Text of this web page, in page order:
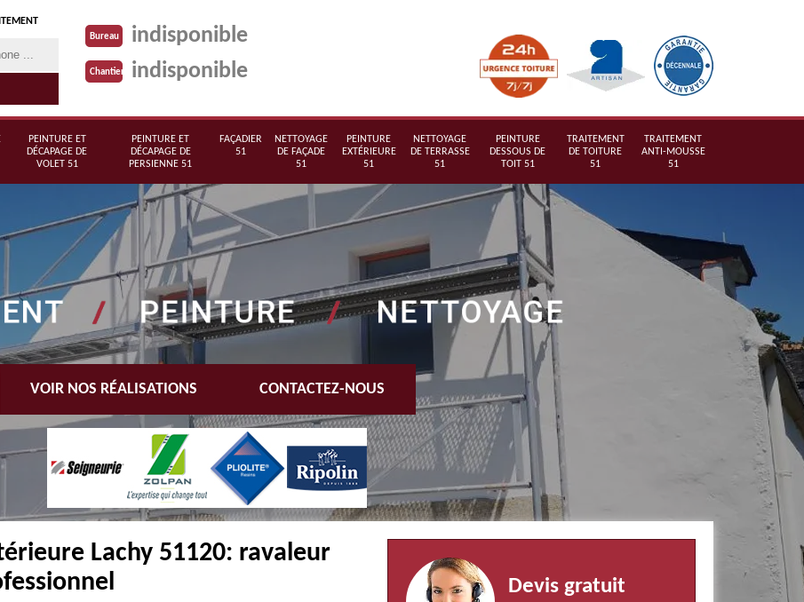
Bureau indisponible
Chantier indisponible
PEINTURE ET
DÉCAPAGE DE
VOLET 51
PEINTURE ET
DÉCAPAGE DE
PERSIENNE 51
FAÇADIER
51
NETTOYAGE
DE FAÇADE
51
PEINTURE
EXTÉRIEURE
51
NETTOYAGE
DE TERRASSE
51
PEINTURE
DESSOUS DE
TOIT 51
TRAITEMENT
DE TOITURE
51
TRAITEMENT
ANTI-MOUSSE
51
VOIR NOS RÉALISATIONS CONTACTEZ-NOUS
Lachy 51120: ravaleur
Devis gratuit